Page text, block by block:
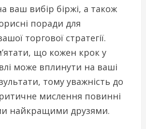
ваш вибір біржі, а також
поради для
торгової стратегії.
що кожен крок у
може вплинути на ваші
тому уважність до
мислення повинні
найкращими друзями.